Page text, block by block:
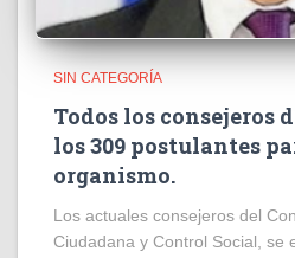
SIN CATEGORÍA
Todos los consejeros
los 309 postulantes
organismo.
Los actuales consejeros del
Ciudadana y Control Social, se